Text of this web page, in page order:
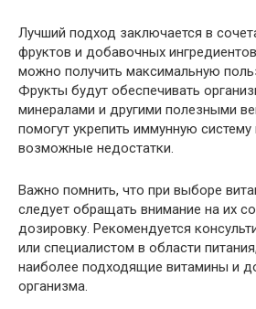
Лучший подход заключается в
фруктов и добавочных
можно получить максимальную
Фрукты будут обеспечивать
минералами и другими полезными
помогут укрепить иммунную систему
возможные недостатки.
Важно помнить, что при выборе
следует обращать внимание на их
дозировку. Рекомендуется
или специалистом в области
наиболее подходящие витамины и
организма.